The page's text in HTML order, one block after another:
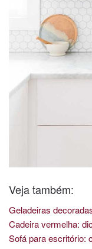
Veja também:
Geladeiras
Cadeira vermelha:
Sofá para escritório: